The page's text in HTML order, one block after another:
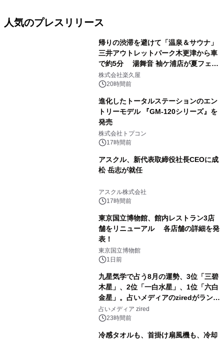
人気のプレスリリース
帰りの渋滞を避けて「温泉＆サウナ」
三井アウトレットパーク木更津から車
で約5分 湯舞音 袖ケ浦店が夏フェア
メニューを提供
株式会社楽久屋
20時間前
進化したトータルステーションのエン
トリーモデル 『GM-120シリーズ』を
発売
株式会社トプコン
17時間前
アスクル、新代表取締役社長CEOに成
松 岳志が就任
アスクル株式会社
17時間前
東京国立博物館、館内レストラン3店
舗をリニューアル 各店舗の詳細を発
表！
東京国立博物館
1日前
九星気学で占う8月の運勢、3位「三碧
木星」、2位「一白水星」、1位「六白
金星」。占いメディアのziredがランキ
ングを発表
占いメディア zired
23時間前
冷感タオルも、首掛け扇風機も、冷却